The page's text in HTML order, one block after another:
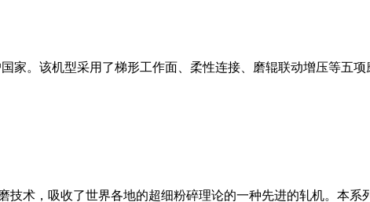
家。该机型采用了梯形工作面、柔性连接、磨辊联动增压等五
术，吸收了世界各地的超细粉碎理论的一种先进的轧机。本系